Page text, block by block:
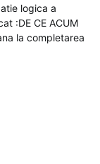
logica a
:DE CE ACUM
la completarea